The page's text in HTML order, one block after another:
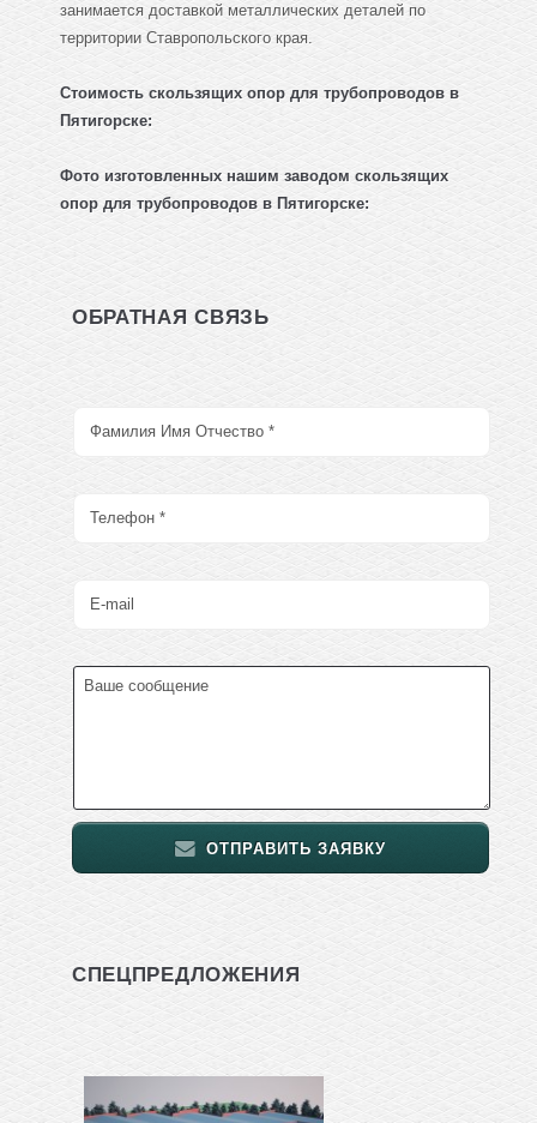
занимается доставкой металлических деталей по
территории Ставропольского края.
Стоимость скользящих опор для трубопроводов в
Пятигорске:
Фото изготовленных нашим заводом скользящих
опор для трубопроводов в Пятигорске:
ОБРАТНАЯ СВЯЗЬ
ОТПРАВИТЬ ЗАЯВКУ
СПЕЦПРЕДЛОЖЕНИЯ